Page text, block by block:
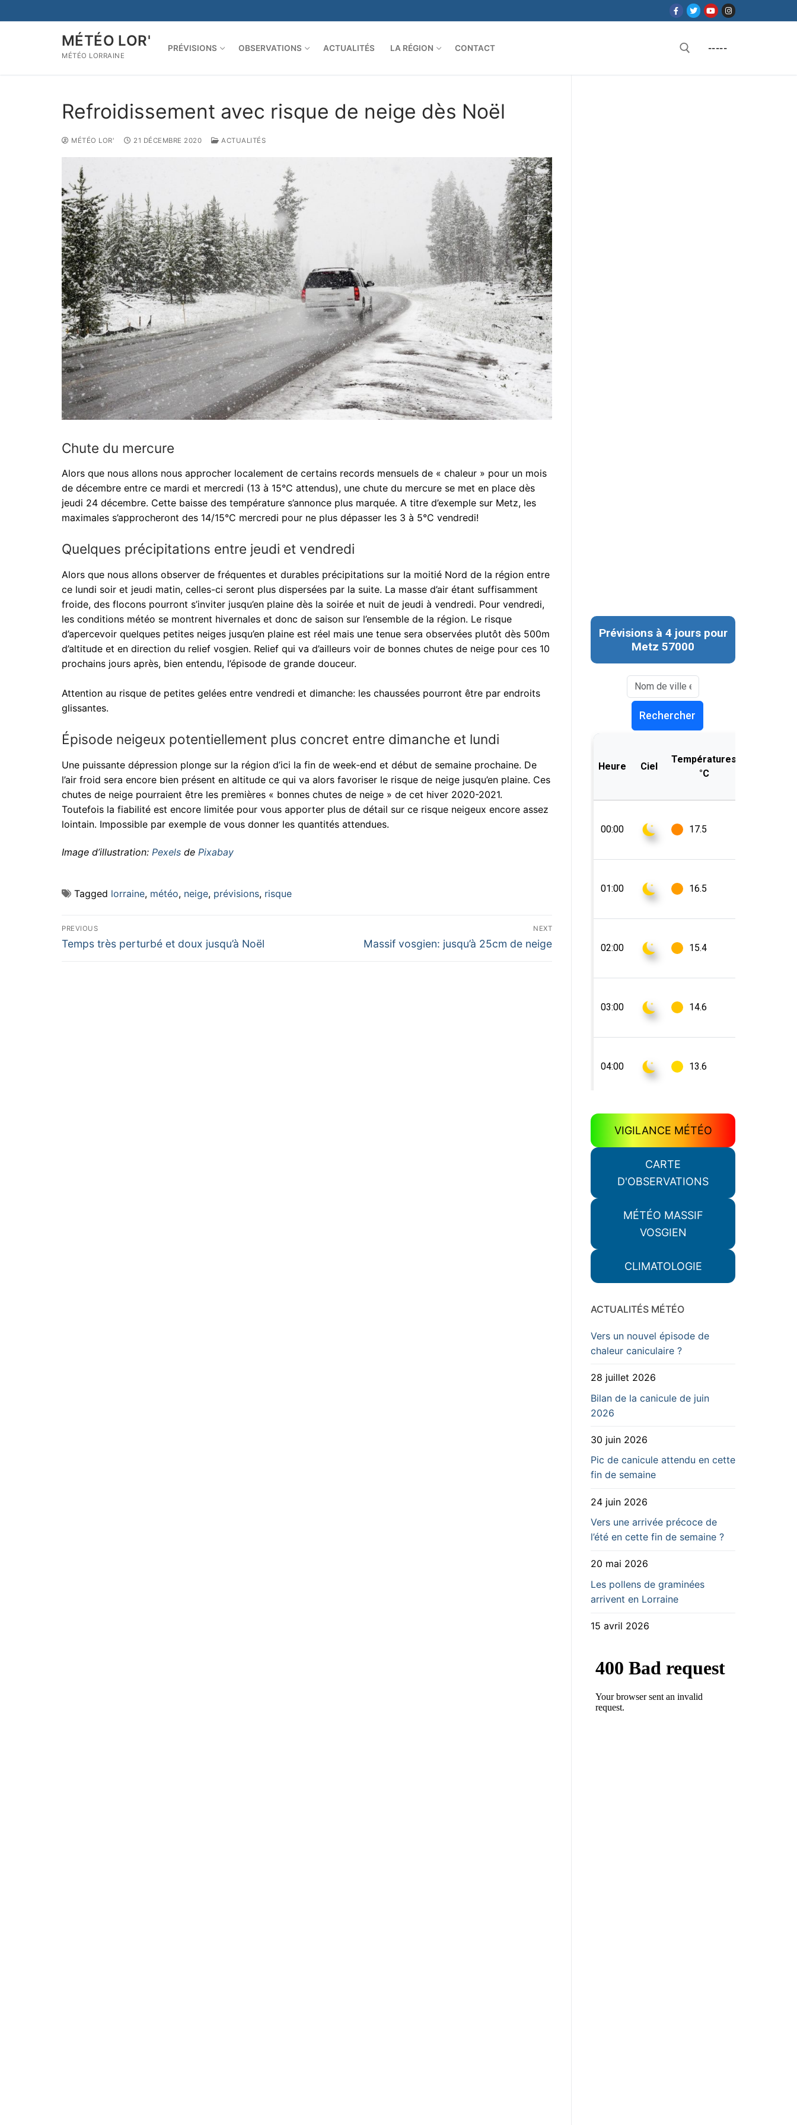
au
MÉTÉO LOR'
MÉTÉO LORRAINE
PRÉVISIONS OBSERVATIONS ACTUALITÉS LA RÉGION CONTACT -----
Refroidissement avec risque de neige dès Noël
MÉTÉO LOR' 21 DÉCEMBRE 2020 ACTUALITÉS
Chute du mercure
Alors que nous allons nous approcher localement de certains records mensuels de « chaleur » pour un mois
de décembre entre ce mardi et mercredi (13 à 15°C attendus), une chute du mercure se met en place dès
jeudi 24 décembre. Cette baisse des température s’annonce plus marquée. A titre d’exemple sur Metz, les
maximales s’approcheront des 14/15°C mercredi pour ne plus dépasser les 3 à 5°C vendredi!
Quelques précipitations entre jeudi et vendredi
Alors que nous allons observer de fréquentes et durables précipitations sur la moitié Nord de la région entre
ce lundi soir et jeudi matin, celles-ci seront plus dispersées par la suite. La masse d’air étant suffisamment
froide, des flocons pourront s’inviter jusqu’en plaine dès la soirée et nuit de jeudi à vendredi. Pour vendredi,
les conditions météo se montrent hivernales et donc de saison sur l’ensemble de la région. Le risque
d’apercevoir quelques petites neiges jusqu’en plaine est réel mais une tenue sera observées plutôt dès 500m
d’altitude et en direction du relief vosgien. Relief qui va d’ailleurs voir de bonnes chutes de neige pour ces 10
prochains jours après, bien entendu, l’épisode de grande douceur.
Attention au risque de petites gelées entre vendredi et dimanche: les chaussées pourront être par endroits
glissantes.
Épisode neigeux potentiellement plus concret entre dimanche et lundi
Une puissante dépression plonge sur la région d’ici la fin de week-end et début de semaine prochaine. De
l’air froid sera encore bien présent en altitude ce qui va alors favoriser le risque de neige jusqu’en plaine. Ces
chutes de neige pourraient être les premières « bonnes chutes de neige » de cet hiver 2020-2021.
Toutefois la fiabilité est encore limitée pour vous apporter plus de détail sur ce risque neigeux encore assez
lointain. Impossible par exemple de vous donner les quantités attendues.
Image d’illustration: Pexels de Pixabay
Tagged lorraine, météo, neige, prévisions, risque
Navigation
de
PREVIOUS
Previous
Temps très perturbé et doux jusqu’à Noël
NEXT
Next
Massif vosgien: jusqu’à 25cm de neige
VIGILANCE MÉTÉO
CARTE
D'OBSERVATIONS
MÉTÉO MASSIF
VOSGIEN
CLIMATOLOGIE
ACTUALITÉS MÉTÉO
Vers un nouvel épisode de
chaleur caniculaire ?
28 juillet 2026
Bilan de la canicule de juin
2026
30 juin 2026
Pic de canicule attendu en cette
fin de semaine
24 juin 2026
Vers une arrivée précoce de
l’été en cette fin de semaine ?
20 mai 2026
Les pollens de graminées
arrivent en Lorraine
15 avril 2026